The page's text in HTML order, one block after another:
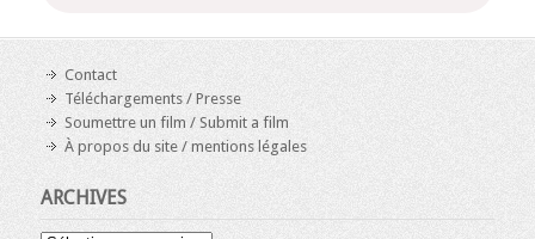
Contact
Téléchargements / Presse
Soumettre un film / Submit a film
À propos du site / mentions légales
ARCHIVES